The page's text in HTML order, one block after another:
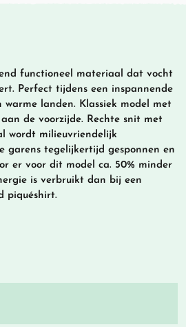
functioneel materiaal dat vocht
Perfect tijdens een inspannende
landen. Klassiek model met
de voorzijde. Rechte snit met
wordt milieuvriendelijk
garens tegelijkertijd gesponnen en
er voor dit model ca. 50% minder
is verbruikt dan bij een
piquéshirt.